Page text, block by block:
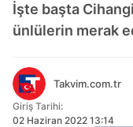
İşte başta
ünlülerin merak
Takvim.com.tr
Giriş Tarihi:
02 Haziran 2022 13:14